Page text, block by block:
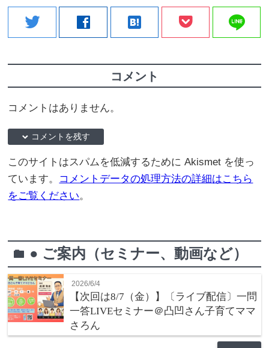
twitter facebook hatenabookmark line
コメント
コメントはありません。
down コメントを残す
このサイトはスパムを低減するために Akismet を使っ
ています。 コメントデータの処理方法の詳細はこちら
をご覧ください。
folder ● ご案内（セミナー、動画など）
2026/6/4
【次回は8/7（金）】〔ライブ配信〕一問
一答LIVEセミナー＠凸凹さん子育てママ
さろん